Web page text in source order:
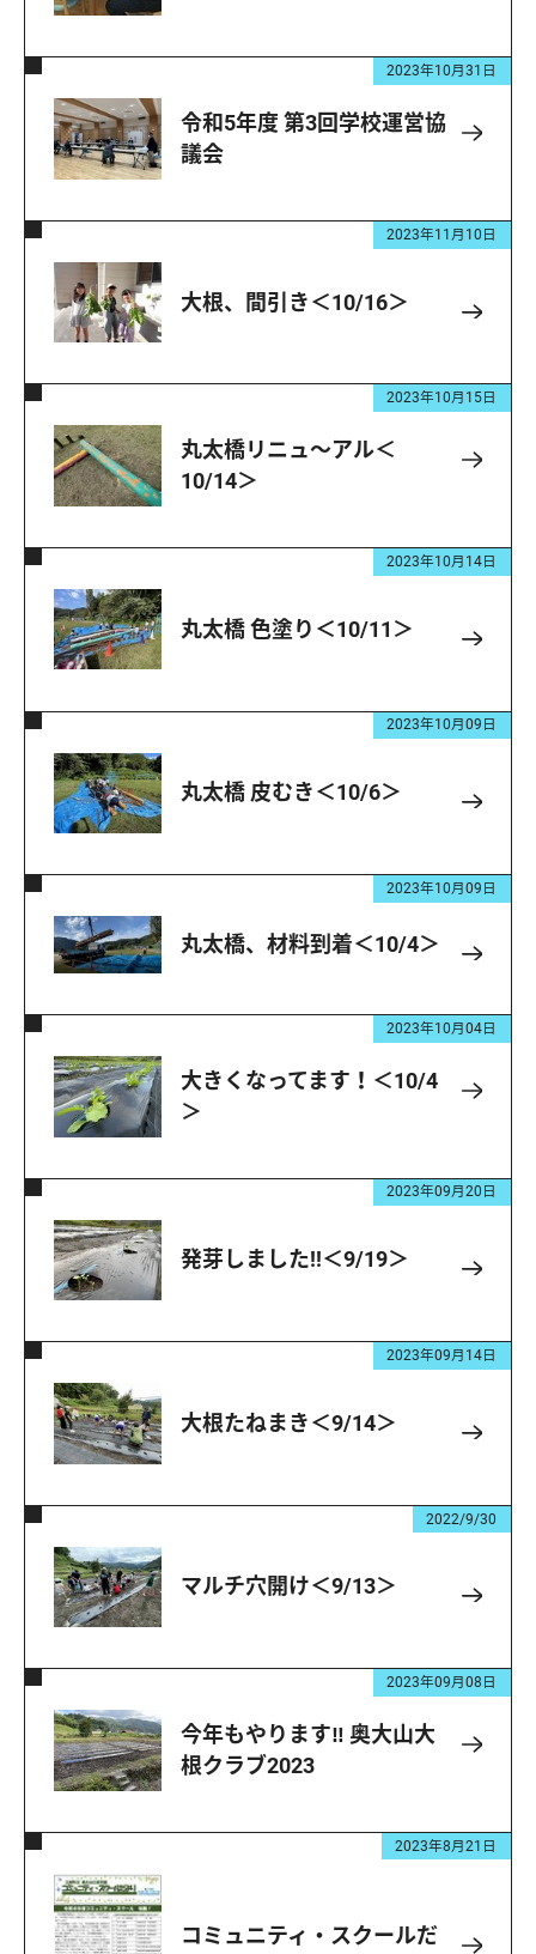
2023年10月31日
令和5年度 第3回学校運営協
議会
2023年11月10日
大根、間引き＜10/16＞
2023年10月15日
丸太橋リニュ～アル＜
10/14＞
2023年10月14日
丸太橋 色塗り＜10/11＞
2023年10月09日
丸太橋 皮むき＜10/6＞
2023年10月09日
丸太橋、材料到着＜10/4＞
2023年10月04日
大きくなってます！＜10/4
＞
2023年09月20日
発芽しました!!＜9/19＞
2023年09月14日
大根たねまき＜9/14＞
2022/9/30
マルチ穴開け＜9/13＞
2023年09月08日
今年もやります‼ 奥大山大
根クラブ2023
2023年8月21日
コミュニティ・スクールだ